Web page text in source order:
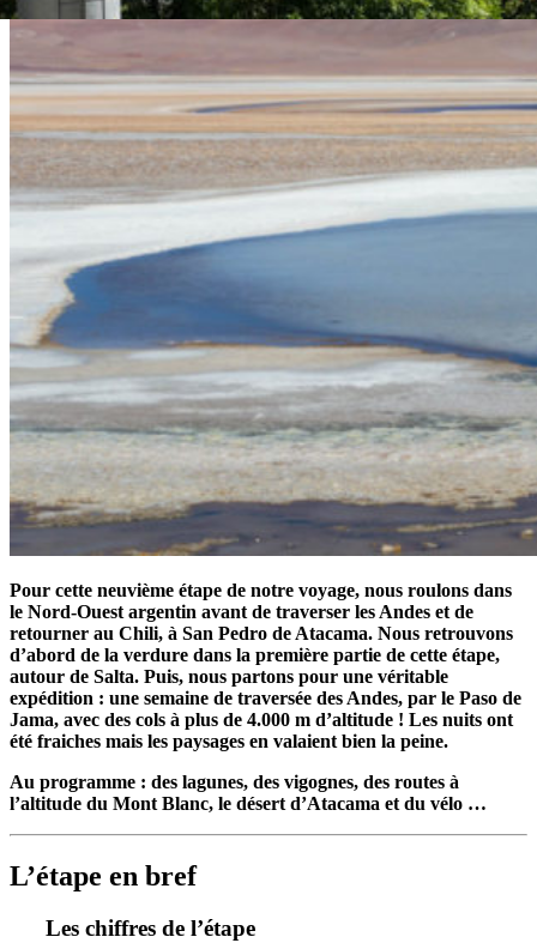
Pour cette neuvième étape de notre voyage, nous roulons dans
le Nord-Ouest argentin avant de traverser les Andes et de
retourner au Chili, à San Pedro de Atacama. Nous retrouvons
d’abord de la verdure dans la première partie de cette étape,
autour de Salta. Puis, nous partons pour une véritable
expédition : une semaine de traversée des Andes, par le Paso de
Jama, avec des cols à plus de 4.000 m d’altitude ! Les nuits ont
été fraiches mais les paysages en valaient bien la peine.
Au programme : des lagunes, des vigognes, des routes à
l’altitude du Mont Blanc, le désert d’Atacama et du vélo …
L’étape en bref
Les chiffres de l’étape